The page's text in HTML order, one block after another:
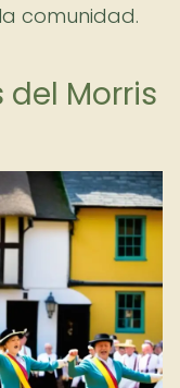
comunidad.
Morris